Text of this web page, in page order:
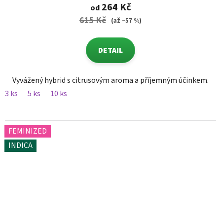
od264 Kč
615 Kč (až –57 %)
DETAIL
Vyvážený hybrid s citrusovým aroma a příjemným účinkem.
3 ks
5 ks 10 ks
FEMINIZED
INDICA